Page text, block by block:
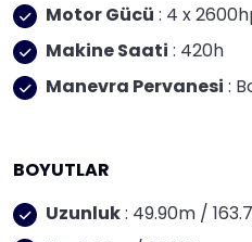
Motor Gücü : 4 x
Makine Saati : 420h
Manevra Pervanesi :
BOYUTLAR
Uzunluk: 49.90m /